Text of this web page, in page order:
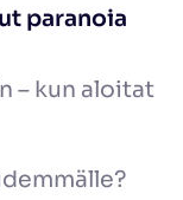
paranoia
– kun aloitat